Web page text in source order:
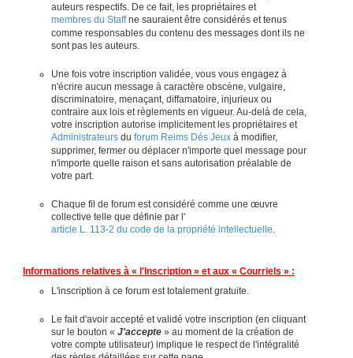
auteurs respectifs. De ce fait, les propriétaires et
membres du Staffne sauraient être considérés et tenus
comme responsables du contenu des messages dont ils ne
sont pas les auteurs.
Une fois votre inscription validée, vous vous engagez à
n'écrire aucun message à caractère obscène, vulgaire,
discriminatoire, menaçant, diffamatoire, injurieux ou
contraire aux lois et règlements en vigueur. Au-delà de cela,
votre inscription autorise implicitement les propriétaires et
Administrateurs du forum Reims Dés Jeux à modifier,
supprimer, fermer ou déplacer n'importe quel message pour
n'importe quelle raison et sans autorisation préalable de
votre part.
Chaque fil de forum est considéré comme une œuvre
collective telle que définie par l'
article L. 113-2 du code de la propriété intellectuelle
Informations relatives à « l'Inscription » et aux « Courriels » :
L'inscription à ce forum est totalement gratuite.
Le fait d'avoir accepté et validé votre inscription (en cliquant
sur le bouton « J'accepte » au moment de la création de
votre compte utilisateur) implique le respect de l'intégralité